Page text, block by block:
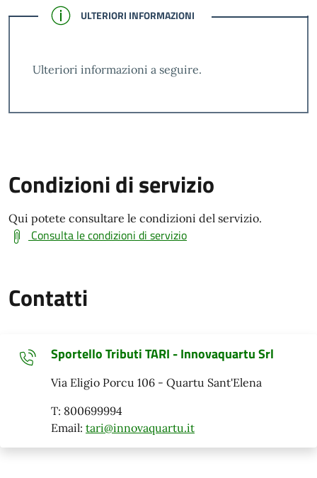
CONFERMATO
ULTERIORI INFORMAZIONI
Ulteriori informazioni a seguire.
Condizioni di servizio
Qui potete consultare le condizioni del servizio.
Consulta le condizioni di servizio
Contatti
Sportello Tributi TARI - Innovaquartu Srl
Via Eligio Porcu 106 - Quartu Sant'Elena
T: 800699994
Email: tari@innovaquartu.it